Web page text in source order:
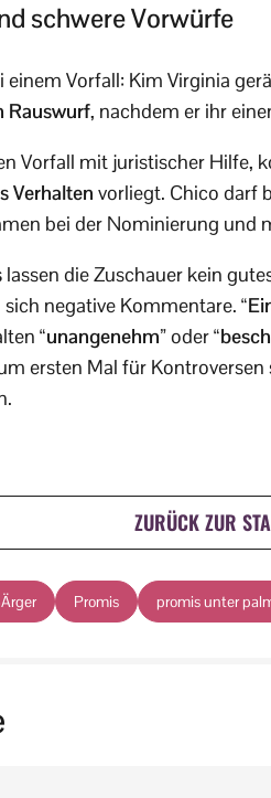
schwere Vorwürfe
Vorfall: Kim Virginia
Rauswurf, nachdem er ihr
Vorfall mit juristischer Hilfe,
Verhalten vorliegt. Chico darf
bei der Nominierung und
lassen die Zuschauer kein
negative Kommentare.
“unangenehm”oder
ersten Mal für
ZURÜCK ZUR
Promis promis unter